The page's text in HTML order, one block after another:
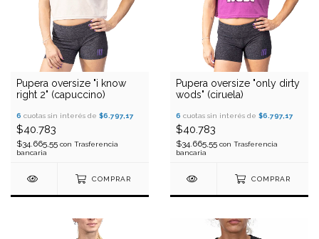
Pupera oversize "i know
right 2" (capuccino)
6 cuotas sin interés de $6.797,17
$40.783
$34.665,55 con Trasferencia
bancaria
COMPRAR
Pupera oversize "only dirty
wods" (ciruela)
6 cuotas sin interés de $6.797,17
$40.783
$34.665,55 con Trasferencia
bancaria
COMPRAR